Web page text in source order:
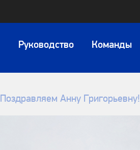
Руководство Команды
Поздравляем Анну Григорьевну!